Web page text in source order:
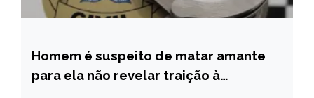
MINAS
GERAIS
Homem é suspeito de matar amante
para ela não revelar traição à